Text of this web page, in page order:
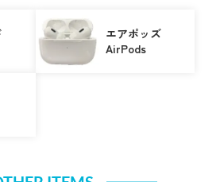
エアポッズ
AirPods